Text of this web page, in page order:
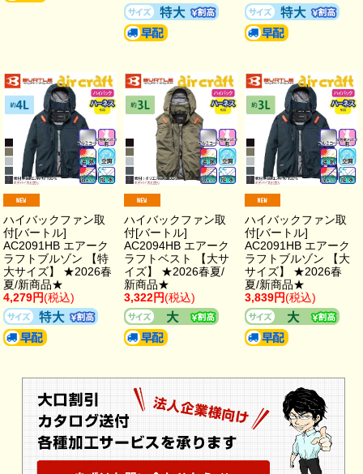
ハイバックファン取
付[バートル]
AC2091HB エアーク
ラフトブルゾン 【特
大サイズ】 ★2026春
夏/新商品★
4,279円(税込)
ハイバックファン取
付[バートル]
AC2094HB エアーク
ラフトベスト 【大サ
イズ】 ★2026春夏/
新商品★
3,322円(税込)
ハイバックファン取
付[バートル]
AC2091HB エアーク
ラフトブルゾン 【大
サイズ】 ★2026春
夏/新商品★
3,839円(税込)